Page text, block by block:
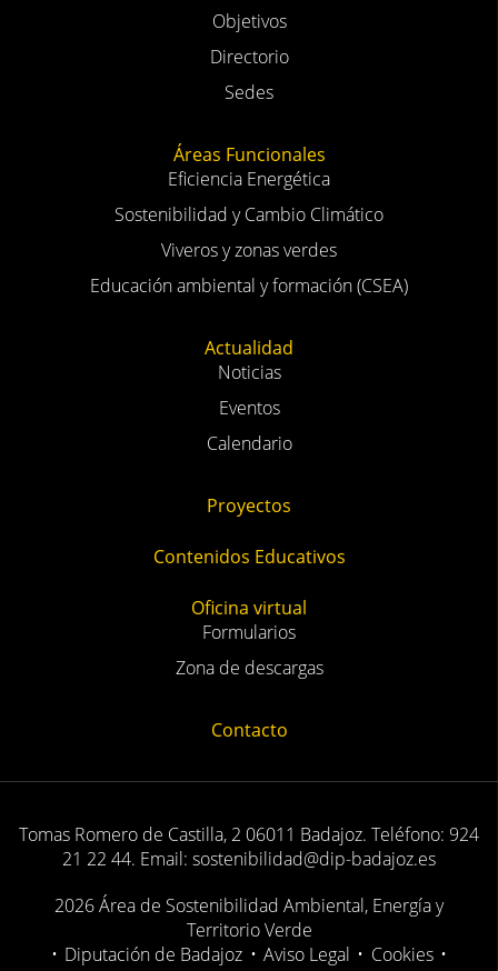
Objetivos
Directorio
Sedes
Áreas Funcionales
Eficiencia Energética
Sostenibilidad y Cambio Climático
Viveros y zonas verdes
Educación ambiental y formación (CSEA)
Actualidad
Noticias
Eventos
Calendario
Proyectos
Contenidos Educativos
Oficina virtual
Formularios
Zona de descargas
Contacto
Tomas Romero de Castilla, 2 06011 Badajoz. Teléfono: 924
21 22 44. Email: sostenibilidad@dip-badajoz.es
2026 Área de Sostenibilidad Ambiental, Energía y
Territorio Verde
• Diputación de Badajoz • Aviso Legal • Cookies •